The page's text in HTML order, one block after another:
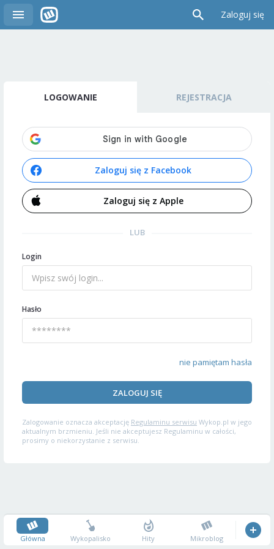
Zaloguj się
LOGOWANIE REJESTRACJA
Zaloguj się z Facebook
Zaloguj się z Apple
LUB
Login
Hasło
nie pamiętam hasła
ZALOGUJ SIĘ
Zalogowanie oznacza akceptację Regulaminu serwisu Wykop.pl w jego
aktualnym brzmieniu. Jeśli nie akceptujesz Regulaminu w całości,
prosimy o niekorzystanie z serwisu.
Główna Wykopalisko Hity Mikroblog